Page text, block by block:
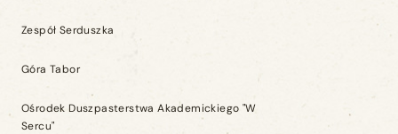
Zespół Serduszka
Góra Tabor
Ośrodek Duszpasterstwa Akademickiego "W
Sercu"